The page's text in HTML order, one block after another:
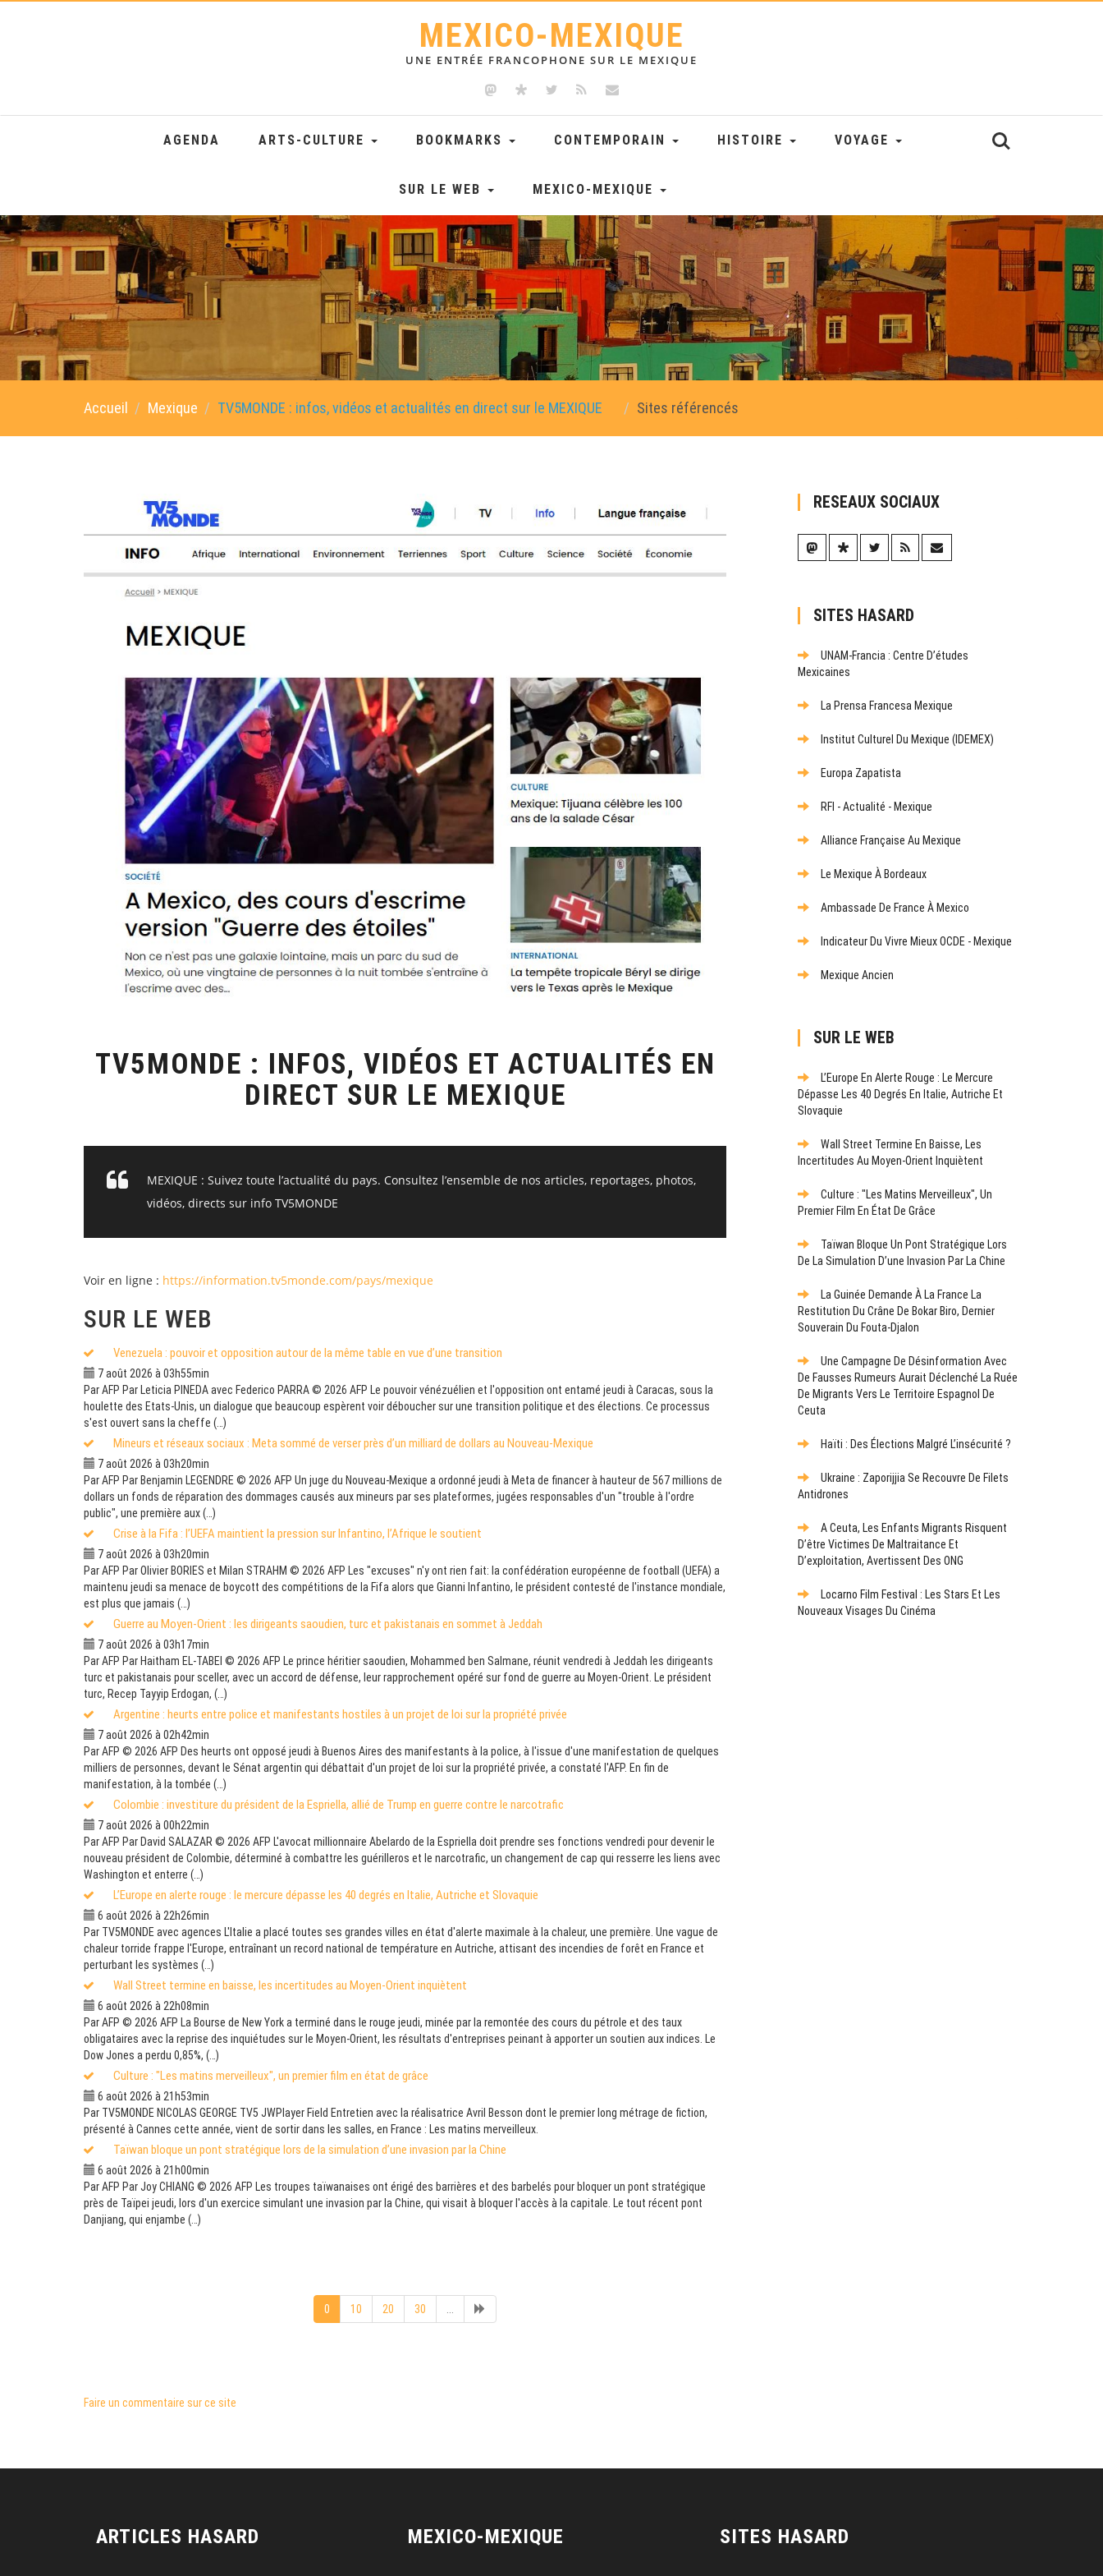
MEXICO-MEXIQUE
UNE ENTRÉE FRANCOPHONE SUR LE MEXIQUE
AGENDA ARTS-CULTURE BOOKMARKS CONTEMPORAIN HISTOIRE VOYAGE
SUR LE WEB MEXICO-MEXIQUE
Accueil Mexique TV5MONDE : infos, vidéos et actualités en direct sur le MEXIQUE Sites référencés
TV5MONDE : INFOS, VIDÉOS ET ACTUALITÉS EN
DIRECT SUR LE MEXIQUE
MEXIQUE : Suivez toute l’actualité du pays. Consultez l’ensemble de nos articles, reportages, photos,
vidéos, directs sur info TV5MONDE
Voir en ligne : https://information.tv5monde.com/pays/mexique
SUR LE WEB
Venezuela : pouvoir et opposition autour de la même table en vue d’une transition
7 août 2026 à 03h55min
Par AFP Par Leticia PINEDA avec Federico PARRA © 2026 AFP Le pouvoir vénézuélien et l'opposition ont entamé jeudi à Caracas, sous la
houlette des Etats-Unis, un dialogue que beaucoup espèrent voir déboucher sur une transition politique et des élections. Ce processus
s'est ouvert sans la cheffe (…)
Mineurs et réseaux sociaux : Meta sommé de verser près d’un milliard de dollars au Nouveau-Mexique
7 août 2026 à 03h20min
Par AFP Par Benjamin LEGENDRE © 2026 AFP Un juge du Nouveau-Mexique a ordonné jeudi à Meta de financer à hauteur de 567 millions de
dollars un fonds de réparation des dommages causés aux mineurs par ses plateformes, jugées responsables d'un "trouble à l'ordre
public", une première aux (…)
Crise à la Fifa : l’UEFA maintient la pression sur Infantino, l’Afrique le soutient
7 août 2026 à 03h20min
Par AFP Par Olivier BORIES et Milan STRAHM © 2026 AFP Les "excuses" n'y ont rien fait: la confédération européenne de football (UEFA) a
maintenu jeudi sa menace de boycott des compétitions de la Fifa alors que Gianni Infantino, le président contesté de l'instance mondiale,
est plus que jamais (…)
Guerre au Moyen-Orient : les dirigeants saoudien, turc et pakistanais en sommet à Jeddah
7 août 2026 à 03h17min
Par AFP Par Haitham EL-TABEI © 2026 AFP Le prince héritier saoudien, Mohammed ben Salmane, réunit vendredi à Jeddah les dirigeants
turc et pakistanais pour sceller, avec un accord de défense, leur rapprochement opéré sur fond de guerre au Moyen-Orient. Le président
turc, Recep Tayyip Erdogan, (…)
Argentine : heurts entre police et manifestants hostiles à un projet de loi sur la propriété privée
7 août 2026 à 02h42min
Par AFP © 2026 AFP Des heurts ont opposé jeudi à Buenos Aires des manifestants à la police, à l'issue d'une manifestation de quelques
milliers de personnes, devant le Sénat argentin qui débattait d'un projet de loi sur la propriété privée, a constaté l'AFP. En fin de
manifestation, à la tombée (…)
Colombie : investiture du président de la Espriella, allié de Trump en guerre contre le narcotrafic
7 août 2026 à 00h22min
Par AFP Par David SALAZAR © 2026 AFP L'avocat millionnaire Abelardo de la Espriella doit prendre ses fonctions vendredi pour devenir le
nouveau président de Colombie, déterminé à combattre les guérilleros et le narcotrafic, un changement de cap qui resserre les liens avec
Washington et enterre (…)
L’Europe en alerte rouge : le mercure dépasse les 40 degrés en Italie, Autriche et Slovaquie
6 août 2026 à 22h26min
Par TV5MONDE avec agences L'Italie a placé toutes ses grandes villes en état d'alerte maximale à la chaleur, une première. Une vague de
chaleur torride frappe l'Europe, entraînant un record national de température en Autriche, attisant des incendies de forêt en France et
perturbant les systèmes (…)
Wall Street termine en baisse, les incertitudes au Moyen-Orient inquiètent
6 août 2026 à 22h08min
Par AFP © 2026 AFP La Bourse de New York a terminé dans le rouge jeudi, minée par la remontée des cours du pétrole et des taux
obligataires avec la reprise des inquiétudes sur le Moyen-Orient, les résultats d'entreprises peinant à apporter un soutien aux indices. Le
Dow Jones a perdu 0,85%, (…)
Culture : "Les matins merveilleux", un premier film en état de grâce
6 août 2026 à 21h53min
Par TV5MONDE NICOLAS GEORGE TV5 JWPlayer Field Entretien avec la réalisatrice Avril Besson dont le premier long métrage de fiction,
présenté à Cannes cette année, vient de sortir dans les salles, en France : Les matins merveilleux.
Taïwan bloque un pont stratégique lors de la simulation d’une invasion par la Chine
6 août 2026 à 21h00min
Par AFP Par Joy CHIANG © 2026 AFP Les troupes taïwanaises ont érigé des barrières et des barbelés pour bloquer un pont stratégique
près de Taïpei jeudi, lors d'un exercice simulant une invasion par la Chine, qui visait à bloquer l'accès à la capitale. Le tout récent pont
Danjiang, qui enjambe (…)
0 10 20 30
Faire un commentaire sur ce site
RESEAUX SOCIAUX
SITES HASARD
UNAM-Francia : Centre D’études
Mexicaines
La Prensa Francesa Mexique
Institut Culturel Du Mexique (IDEMEX)
Europa Zapatista
RFI - Actualité - Mexique
Alliance Française Au Mexique
Le Mexique À Bordeaux
Ambassade De France À Mexico
Indicateur Du Vivre Mieux OCDE - Mexique
Mexique Ancien
SUR LE WEB
L’Europe En Alerte Rouge : Le Mercure
Dépasse Les 40 Degrés En Italie, Autriche Et
Slovaquie
Wall Street Termine En Baisse, Les
Incertitudes Au Moyen-Orient Inquiètent
Culture : "Les Matins Merveilleux", Un
Premier Film En État De Grâce
Taïwan Bloque Un Pont Stratégique Lors
De La Simulation D’une Invasion Par La Chine
La Guinée Demande À La France La
Restitution Du Crâne De Bokar Biro, Dernier
Souverain Du Fouta-Djalon
Une Campagne De Désinformation Avec
De Fausses Rumeurs Aurait Déclenché La Ruée
De Migrants Vers Le Territoire Espagnol De
Ceuta
Haïti : Des Élections Malgré L’insécurité ?
Ukraine : Zaporijjia Se Recouvre De Filets
Antidrones
A Ceuta, Les Enfants Migrants Risquent
D’être Victimes De Maltraitance Et
D’exploitation, Avertissent Des ONG
Locarno Film Festival : Les Stars Et Les
Nouveaux Visages Du Cinéma
ARTICLES HASARD MEXICO-MEXIQUE SITES HASARD